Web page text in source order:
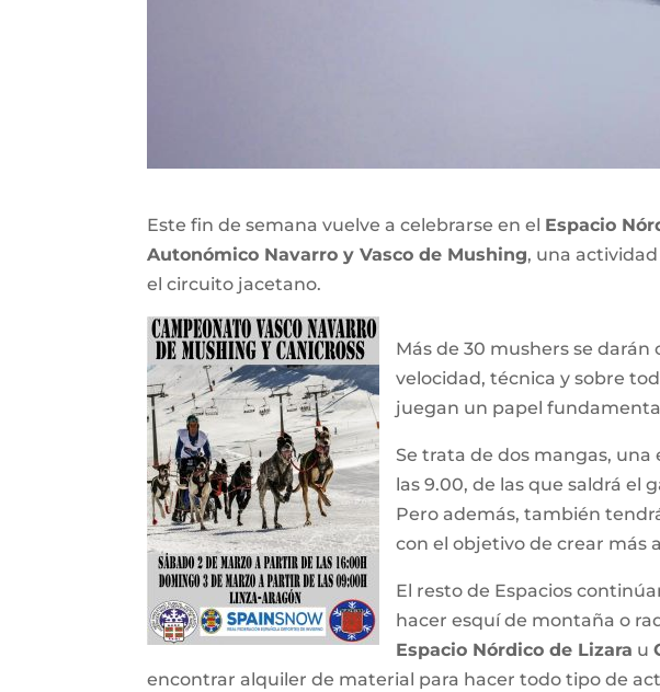
Este fin de semana vuelve a celebrarse en el Espacio
Autonómico Navarro y Vasco de Mushing, una
el circuito jacetano.
Más de 30 mushers se
velocidad, técnica y sobre
juegan un papel
Se trata de dos mangas, una
las 9.00, de las que saldrá el
Pero además, también
con el objetivo de crear más
El resto de Espacios
hacer esquí de montaña o
Espacio Nórdico de Lizara u
encontrar alquiler de material para hacer todo tipo de